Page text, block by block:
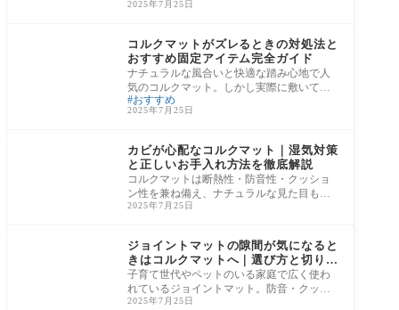
す。この時期こそ、赤ちゃんの肌を守りな
2025年7月25日
コルクマットがズレるときの対処法と
おすすめ固定アイテム完全ガイド
ナチュラルな風合いと快適な踏み心地で人
気のコルクマット。しかし実際に敷いてみ
ると、「ちょっと歩いただけでズレる」
「掃除機
おすすめ
2025年7月25日
カビが心配なコルクマット｜湿気対策
と正しいお手入れ方法を徹底解説
コルクマットは断熱性・防音性・クッショ
ン性を兼ね備え、ナチュラルな見た目も人
気の床材です。一方で「天然素材だからカ
2025年7月25日
ジョイントマットの隙間が気になると
きはコルクマットへ｜選び方と切り替
え注意点
子育て世代やペットのいる家庭で広く使わ
れているジョイントマット。防音・クッシ
ョン性・床傷防止と多機能ですが、使い続
2025年7月25日